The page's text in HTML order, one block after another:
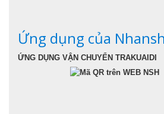
Ứng dụng của
ỨNG DỤNG VẬN CHUYỂN TRAKUAIDI